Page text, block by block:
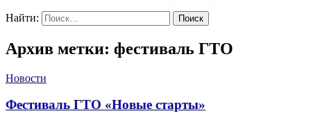
Найти:
Архив метки: фестиваль ГТО
Новости
Фестиваль ГТО «Новые старты»